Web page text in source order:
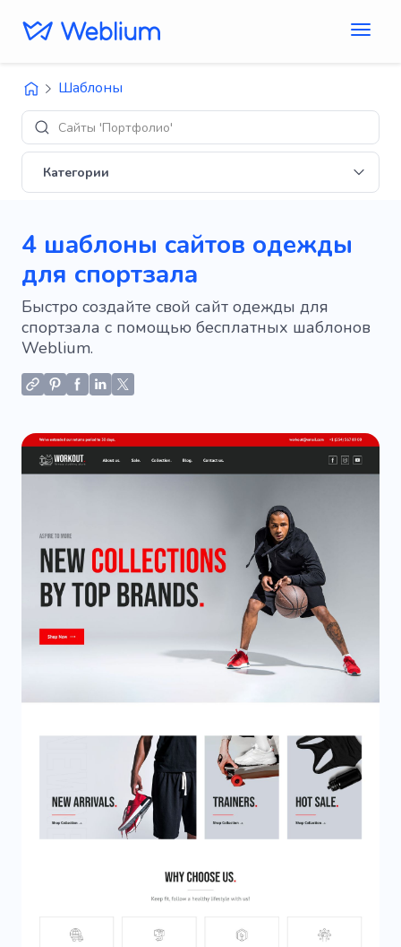
Шаблоны
Сайты 'Портфолио'
Категории
4 шаблоны сайтов одежды
для спортзала
Быстро создайте свой сайт одежды для
спортзала с помощью бесплатных шаблонов
Weblium.